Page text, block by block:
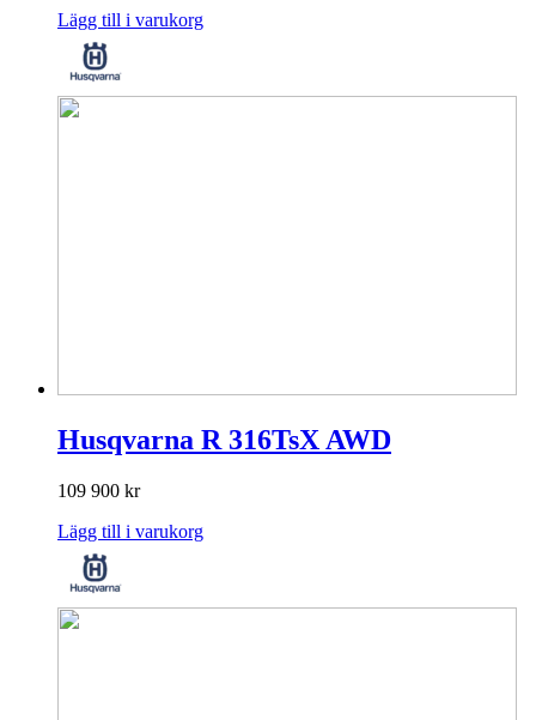
Lägg till i varukorg
Husqvarna R 316TsX AWD
109 900 kr
Lägg till i varukorg